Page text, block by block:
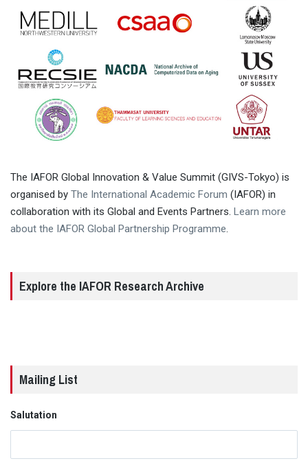
The IAFOR Global Innovation & Value Summit (GIVS-Tokyo) is
organised by The International Academic Forum (IAFOR) in
collaboration with its Global and Events Partners. Learn more
about the IAFOR Global Partnership Programme.
Explore the IAFOR Research Archive
Mailing List
Salutation